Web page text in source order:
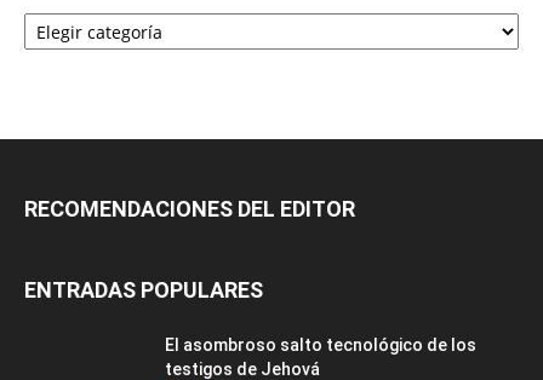
Categorías
RECOMENDACIONES DEL EDITOR
ENTRADAS POPULARES
El asombroso salto tecnológico de los
testigos de Jehová